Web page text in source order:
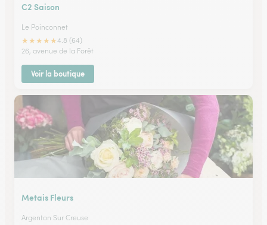
C2 Saison
Le Poinconnet
★★★★★4.8 (64)
26, avenue de la Forêt
Voir la boutique
Metais Fleurs
Argenton Sur Creuse